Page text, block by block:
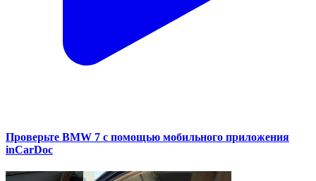
Проверьте BMW 7 с помощью мобильного приложения
inCarDoc